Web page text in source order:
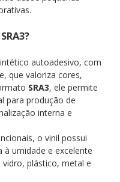
autoadesivo, com
que valoriza cores,
SRA3, ele permite
para produção de
interna e
o vinil possui
à umidade e excelente
plástico, metal e